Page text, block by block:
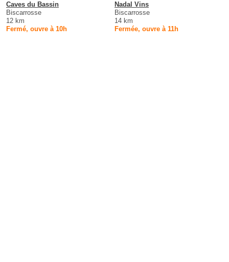
Caves du Bassin
Biscarrosse
12 km
Fermé, ouvre à 10h
Nadal Vins
Biscarrosse
14 km
Fermée, ouvre à 11h